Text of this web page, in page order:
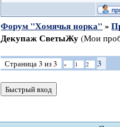
Форум "Хомячья норка" »
Декупаж СветыЖу (Мои
Страница3 из3 « 1 2 3